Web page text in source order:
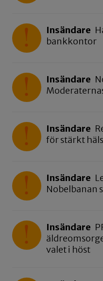
Insändare
bankkontor
Insändare
Insändare
för stärkt
Insändare
Nobelbanan
Insändare
valet i höst